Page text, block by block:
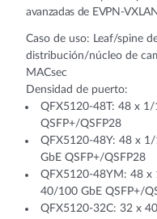
avanzadas de EVPN-
Caso de uso: Leaf/spine
distribución/núcleo de
MACsec
Densidad de puerto:
QFX5120-48T: 48 x
QSFP+/QSFP28
QFX5120-48Y: 48 x
GbE QSFP+/QSFP28
QFX5120-48YM: 48 x
40/100 GbE QSFP+/
QFX5120-32C: 32 x